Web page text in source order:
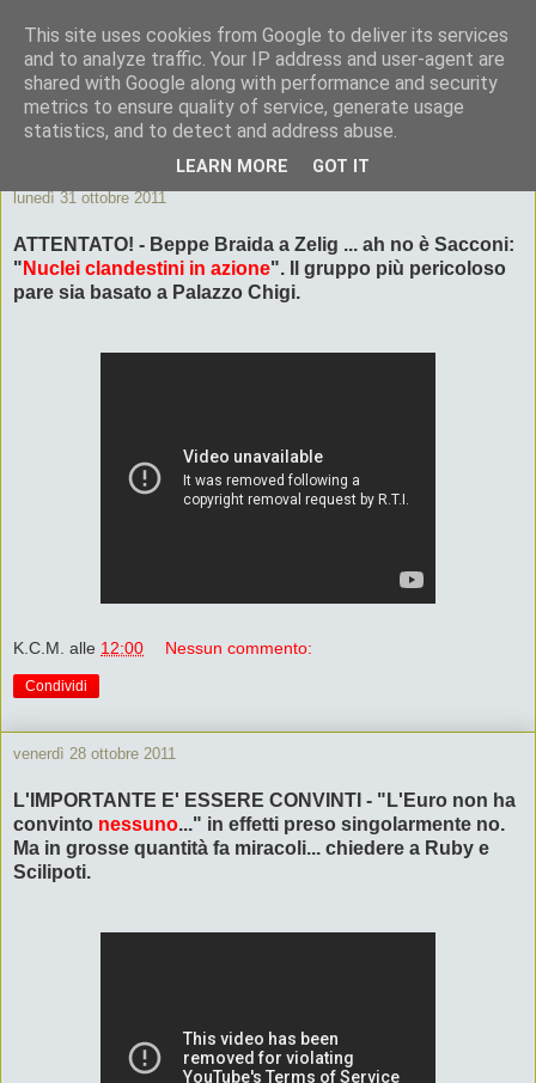
ByeByePapi
Cronache dall'Italia migliore
lunedì 31 ottobre 2011
ATTENTATO! - Beppe Braida a Zelig ... ah no è Sacconi:
" Nuclei clandestini in azione". Il gruppo più pericoloso
pare sia basato a Palazzo Chigi.
K.C.M. alle 12:00 Nessun commento:
Condividi
venerdì 28 ottobre 2011
L'IMPORTANTE E' ESSERE CONVINTI - "L'Euro non ha
convinto nessuno..." in effetti preso singolarmente no.
Ma in grosse quantità fa miracoli... chiedere a Ruby e
Scilipoti.
This site uses cookies from Google to deliver its services
and to analyze traffic. Your IP address and user-agent are
shared with Google along with performance and security
metrics to ensure quality of service, generate usage
statistics, and to detect and address abuse.
LEARN MORE GOT IT